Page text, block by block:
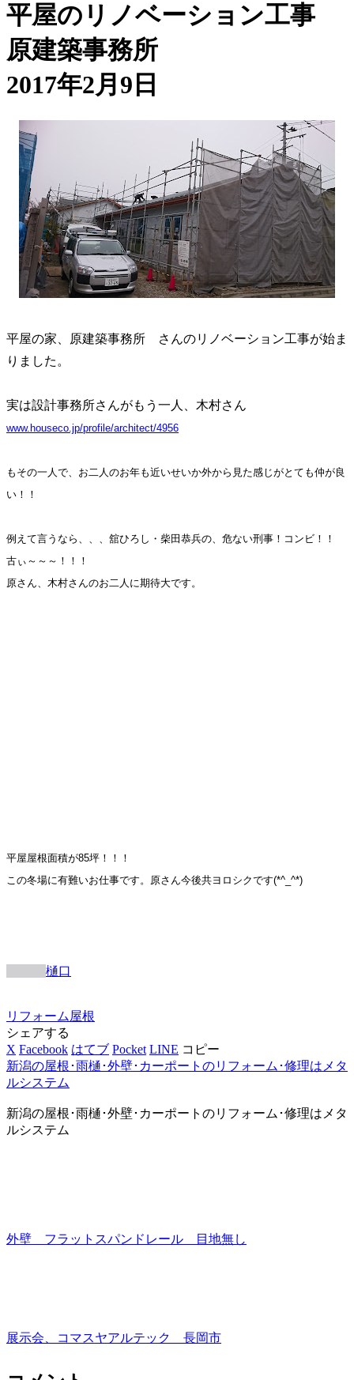
平屋のリノベーション工事
原建築事務所
2017年2月9日
平屋の家、原建築事務所 さんのリノベーション工事が始ま
りました。
実は設計事務所さんがもう一人、木村さん
www.houseco.jp/profile/architect/4956
もその一人で、お二人のお年も近いせいか外から見た感じがとても仲が良
い！！
例えて言うなら 、、、舘ひろし・柴田恭兵の、危ない刑事！コンビ！！
古ぃ～～～！！！
原さん、木村さんのお二人に期待大です。
平屋屋根面積が85坪！！！
この冬場に有難いお仕事です。原さん今後共ヨロシクです(*^_^*)
樋口
リフォーム 屋根
シェアする
X Facebook はてブ Pocket LINE コピー
新潟の屋根･雨樋･外壁･カーポートのリフォーム･修理はメタ
ルシステム
新潟の屋根･雨樋･外壁･カーポートのリフォーム･修理はメタ
ルシステム
外壁 フラットスパンドレール 目地無し
展示会、コマスヤアルテック 長岡市